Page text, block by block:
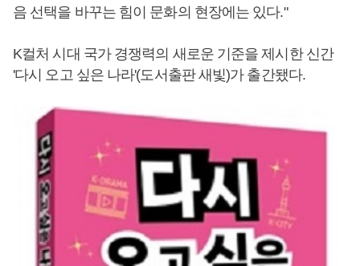
음 선택을 바꾸는 힘이 문화의 현장에는 있다."
K컬처 시대 국가 경쟁력의 새로운 기준을 제시한 신간
'다시 오고 싶은 나라'(도서출판 새빛)가 출간됐다.